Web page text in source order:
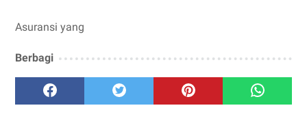
Asuransi yang
Berbagi